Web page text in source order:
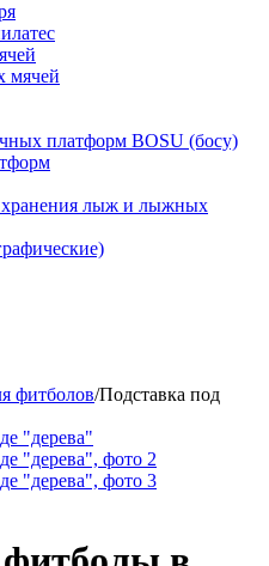
мячей
платформ BOSU (босу)
хранения лыж и лыжных
фитболов/Подставка под